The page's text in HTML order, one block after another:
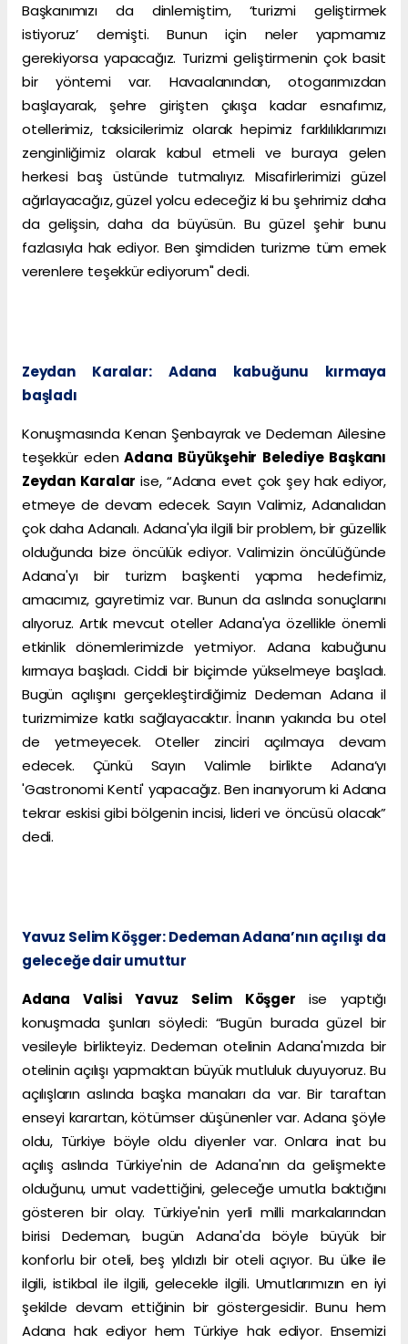
Başkanımızı da dinlemiştim, ‘turizmi geliştirmek
istiyoruz’ demişti. Bunun için neler yapmamız
gerekiyorsa yapacağız. Turizmi geliştirmenin çok basit
bir yöntemi var. Havaalanından, otogarımızdan
başlayarak, şehre girişten çıkışa kadar esnafımız,
otellerimiz, taksicilerimiz olarak hepimiz farklılıklarımızı
zenginliğimiz olarak kabul etmeli ve buraya gelen
herkesi baş üstünde tutmalıyız. Misafirlerimizi güzel
ağırlayacağız, güzel yolcu edeceğiz ki bu şehrimiz daha
da gelişsin, daha da büyüsün. Bu güzel şehir bunu
fazlasıyla hak ediyor. Ben şimdiden turizme tüm emek
verenlere teşekkür ediyorum" dedi.
Zeydan Karalar: Adana kabuğunu kırmaya
başladı
Konuşmasında Kenan Şenbayrak ve Dedeman Ailesine
teşekkür edenAdana Büyükşehir Belediye Başkanı
Zeydan Karalarise, “Adana evet çok şey hak ediyor,
etmeye de devam edecek. Sayın Valimiz, Adanalıdan
çok daha Adanalı. Adana'yla ilgili bir problem, bir güzellik
olduğunda bize öncülük ediyor. Valimizin öncülüğünde
Adana'yı bir turizm başkenti yapma hedefimiz,
amacımız, gayretimiz var. Bunun da aslında sonuçlarını
alıyoruz. Artık mevcut oteller Adana'ya özellikle önemli
etkinlik dönemlerimizde yetmiyor. Adana kabuğunu
kırmaya başladı. Ciddi bir biçimde yükselmeye başladı.
Bugün açılışını gerçekleştirdiğimiz Dedeman Adana il
turizmimize katkı sağlayacaktır. İnanın yakında bu otel
de yetmeyecek. Oteller zinciri açılmaya devam
edecek. Çünkü Sayın Valimle birlikte Adana’yı
'Gastronomi Kenti' yapacağız. Ben inanıyorum ki Adana
tekrar eskisi gibi bölgenin incisi, lideri ve öncüsü olacak”
dedi.
Yavuz Selim Köşger: Dedeman Adana’nın açılışı da
geleceğe dair umuttur
Adana Valisi Yavuz Selim Köşger ise yaptığı
konuşmada şunları söyledi: “Bugün burada güzel bir
vesileyle birlikteyiz. Dedeman otelinin Adana'mızda bir
otelinin açılışı yapmaktan büyük mutluluk duyuyoruz. Bu
açılışların aslında başka manaları da var. Bir taraftan
enseyi karartan, kötümser düşünenler var. Adana şöyle
oldu, Türkiye böyle oldu diyenler var. Onlara inat bu
açılış aslında Türkiye'nin de Adana'nın da gelişmekte
olduğunu, umut vadettiğini, geleceğe umutla baktığını
gösteren bir olay. Türkiye'nin yerli milli markalarından
birisi Dedeman, bugün Adana'da böyle büyük bir
konforlu bir oteli, beş yıldızlı bir oteli açıyor. Bu ülke ile
ilgili, istikbal ile ilgili, gelecekle ilgili. Umutlarımızın en iyi
şekilde devam ettiğinin bir göstergesidir. Bunu hem
Adana hak ediyor hem Türkiye hak ediyor. Ensemizi